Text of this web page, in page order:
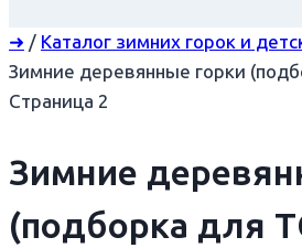
➜ / Каталог зимних горок и
Зимние деревянные горки
Страница 2
Зимние
(подборка для